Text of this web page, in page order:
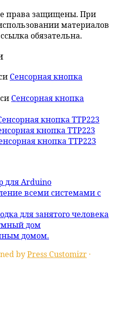
права защищены. При
материалов
обязательна.
Сенсорная кнопка
Сенсорная кнопка
кнопка TTP223
кнопка TTP223
кнопка TTP223
для Arduino
всеми системами с
для занятого человека
дом
домом.
byPress Customizr ·